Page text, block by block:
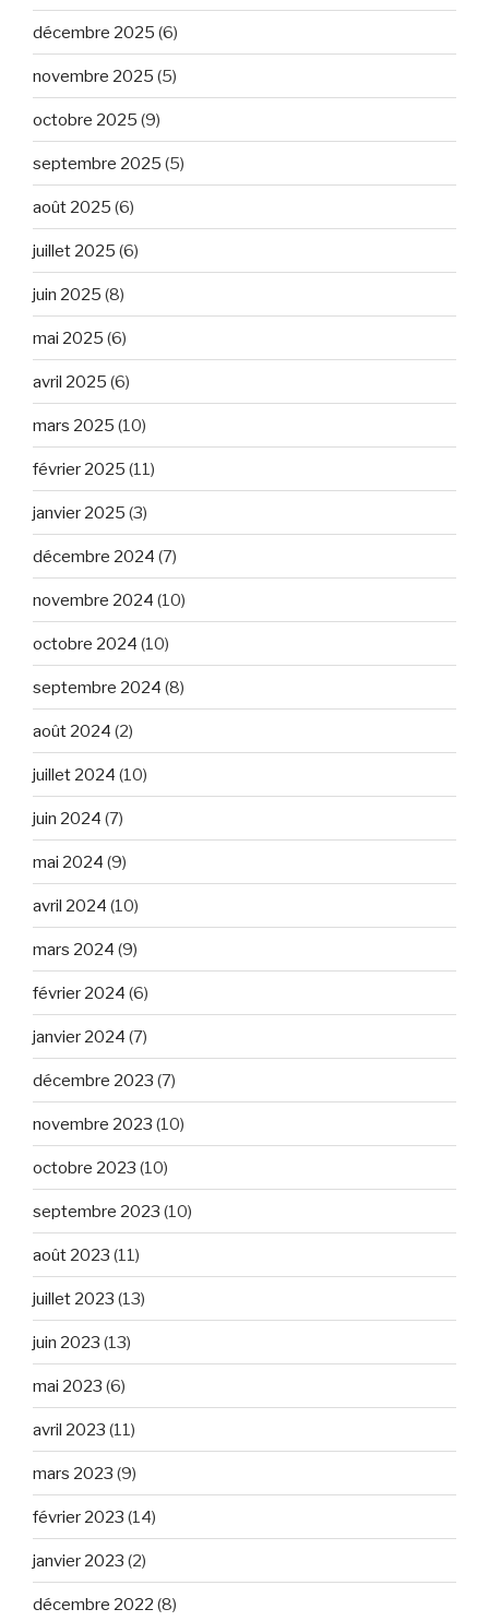
décembre 2025 (6)
novembre 2025 (5)
octobre 2025 (9)
septembre 2025 (5)
août 2025 (6)
juillet 2025 (6)
juin 2025 (8)
mai 2025 (6)
avril 2025 (6)
mars 2025 (10)
février 2025 (11)
janvier 2025 (3)
décembre 2024 (7)
novembre 2024 (10)
octobre 2024 (10)
septembre 2024 (8)
août 2024 (2)
juillet 2024 (10)
juin 2024 (7)
mai 2024 (9)
avril 2024 (10)
mars 2024 (9)
février 2024 (6)
janvier 2024 (7)
décembre 2023 (7)
novembre 2023 (10)
octobre 2023 (10)
septembre 2023 (10)
août 2023 (11)
juillet 2023 (13)
juin 2023 (13)
mai 2023 (6)
avril 2023 (11)
mars 2023 (9)
février 2023 (14)
janvier 2023 (2)
décembre 2022 (8)